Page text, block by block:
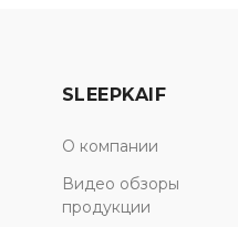
SLEEPKAIF
О компании
Видео обзоры
продукции